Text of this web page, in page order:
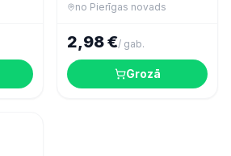
no Pierīgas novads
2,98 €/ gab.
Grozā